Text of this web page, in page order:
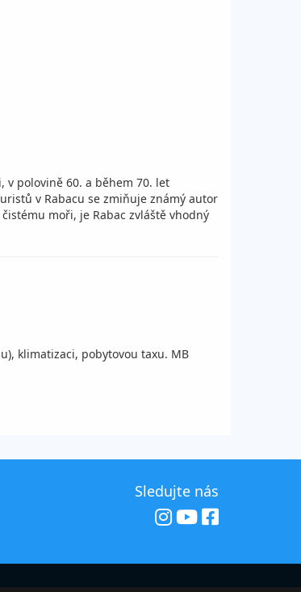
v polovině 60. a během 70. let
v Rabacu se zmiňuje známý autor
moři, je Rabac zvláště vhodný
klimatizaci, pobytovou taxu. MB
Sledujte nás